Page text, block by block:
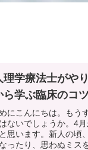
理学療法士がや
ら学ぶ臨床のコツ
にこんにちは。もう
ないでしょうか。4
思います。新人の頃
ったり、思わぬミス